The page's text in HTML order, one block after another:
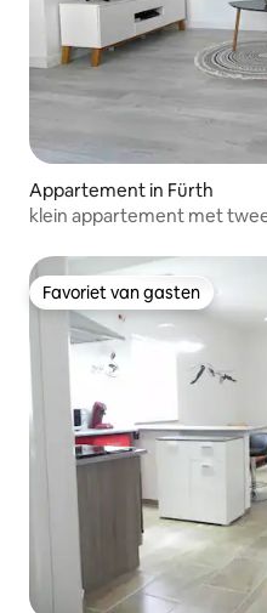
Appartement in Fürth
klein appartement met
Favoriet van gasten
Favoriet van gasten